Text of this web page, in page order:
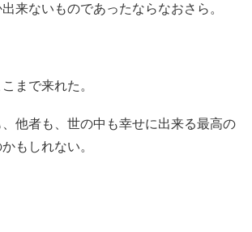
来ないものであったならなおさら。
まで来れた。
他者も、世の中も幸せに出来る最高の
もしれない。